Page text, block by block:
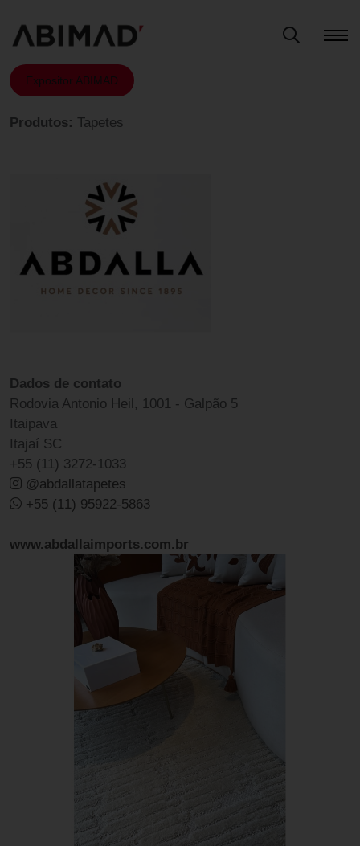
Expositor ABIMAD
Produtos: Tapetes
Dados de contato
Rodovia Antonio Heil, 1001 - Galpão 5
Itaipava
Itajaí SC
+55 (11) 3272-1033
@abdallatapetes
+55 (11) 95922-5863
www.abdallaimports.com.br